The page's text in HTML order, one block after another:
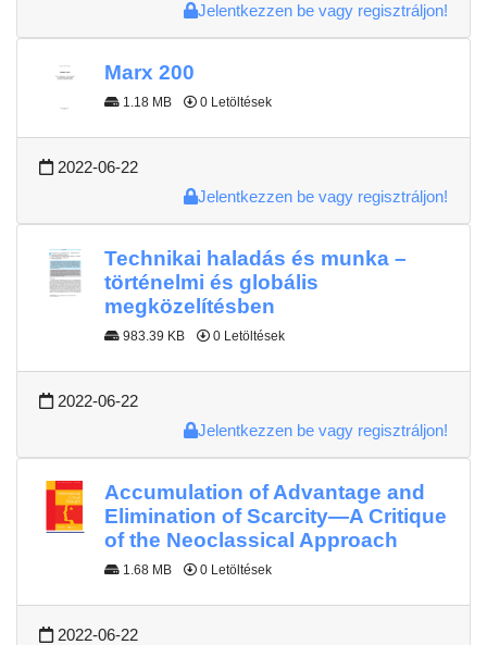
Jelentkezzen be vagy regisztráljon!
Marx 200
1.18 MB 0 Letöltések
2022-06-22
Jelentkezzen be vagy regisztráljon!
Technikai haladás és munka –
történelmi és globális
megközelítésben
983.39 KB 0 Letöltések
2022-06-22
Jelentkezzen be vagy regisztráljon!
Accumulation of Advantage and
Elimination of Scarcity—A Critique
of the Neoclassical Approach
1.68 MB 0 Letöltések
2022-06-22